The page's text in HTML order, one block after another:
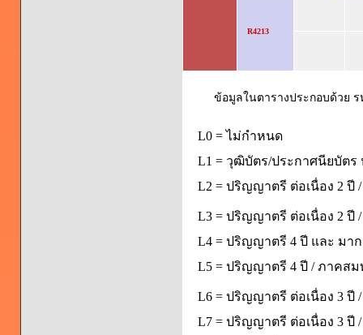
R4213
ข้อมูลในตารางประกอบด้วย
L0 = ไม่กำหนด
L1 = วุฒิบัตร/ประกาศนียบัตร
L2 = ปริญญาตรี ต่อเนื่อง 2 ปี
L3 = ปริญญาตรี ต่อเนื่อง 2 ปี
L4 = ปริญญาตรี 4 ปี และ มา
L5 = ปริญญาตรี 4 ปี / ภาคส
L6 = ปริญญาตรี ต่อเนื่อง 3 ปี
L7 = ปริญญาตรี ต่อเนื่อง 3 ปี